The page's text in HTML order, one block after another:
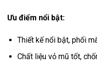
Ưu điểm nổi bật:
Thiết kế nổi bật, phối
Chất liệu vỏ mũ tốt,